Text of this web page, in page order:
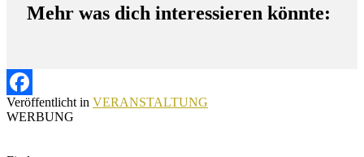
Mehr was dich interessieren könnte:
Facebook
Veröffentlicht in VERANSTALTUNG
WERBUNG